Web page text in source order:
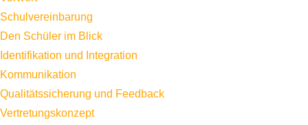
Schulvereinbarung
Den Schüler im Blick
Identifikation und Integration
Kommunikation
Qualitätssicherung und Feedback
Vertretungskonzept